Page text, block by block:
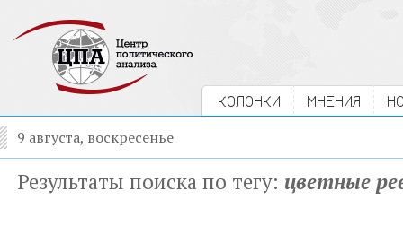
КОЛОНКИ МНЕНИЯ
9 августа, воскресенье
Результаты поиска по тегу: цветные